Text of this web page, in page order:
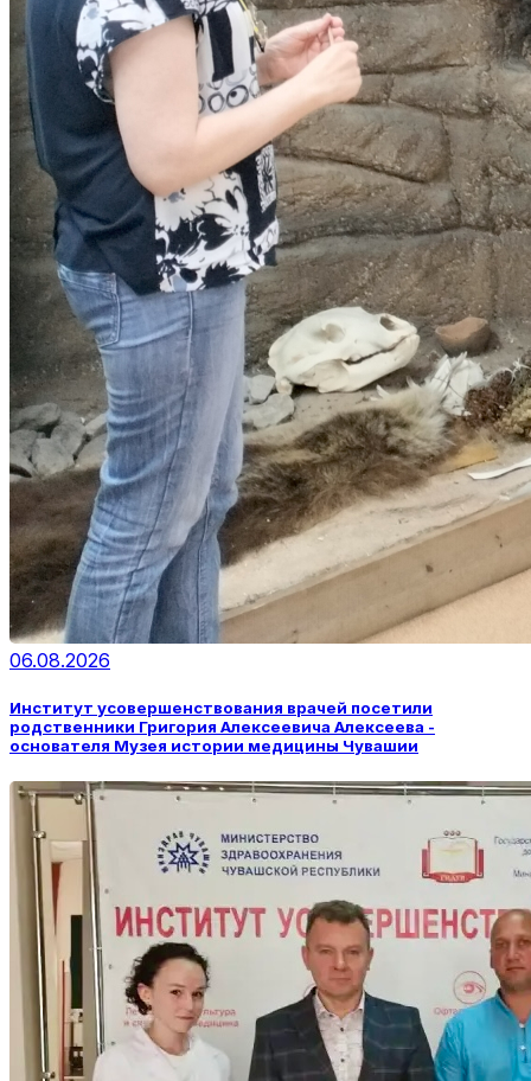
06.08.2026
Институт усовершенствования врачей посетили
родственники Григория Алексеевича Алексеева -
основателя Музея истории медицины Чувашии